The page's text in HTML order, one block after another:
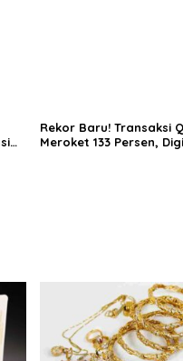
Rekor Baru! Transaksi
Meroket 133 Persen,